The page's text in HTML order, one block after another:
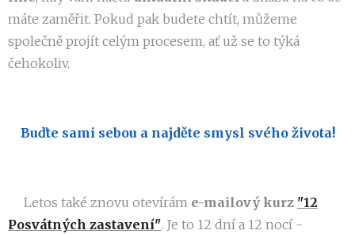
máte zaměřit. Pokud pak budete chtít, můžeme
společně projít celým procesem, ať už se to týká
čehokoliv.
Buďte sami sebou a najděte smysl svého života!
👉Letos také znovu otevírám e-mailový kurz "12
Posvátných zastavení". Je to 12 dní a 12 nocí -